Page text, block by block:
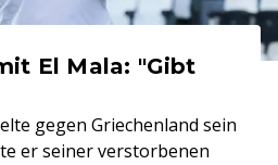
El Mala: "Gibt
gegen Griechenland sein
er seiner verstorbenen